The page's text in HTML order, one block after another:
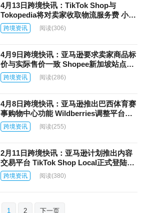
4月13日跨境快讯：TikTok Shop与
Tokopedia将对卖家收取物流服务费 小红
书独立跨境平台Redshop将于6月上线
跨境资讯 阅读(306)
4月9日跨境快讯：亚马逊要求卖家商品标
价与实际售价一致 Shopee新加坡站点强
化婴幼儿产品安全管控
跨境资讯 阅读(286)
4月8日跨境快讯：亚马逊推出巴西体育赛
事购物中心功能 Wildberries调整平台政
策统一佣金与透明定价
跨境资讯 阅读(255)
2月11日跨境快讯：亚马逊计划推出内容
交易平台 TikTok Shop Local正式登陆日
本跨境资讯 阅读(380)
1 2 下一页